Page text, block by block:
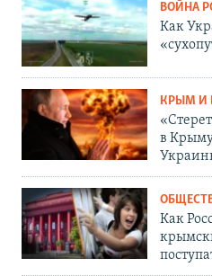
ВОЙНА
Как
КРЫМ И
в
Как